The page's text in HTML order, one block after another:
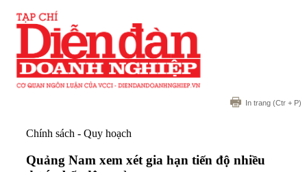
In trang (Ctr + P)
Chính sách - Quy hoạch
Quảng Nam xem xét gia hạn tiến độ nhiều